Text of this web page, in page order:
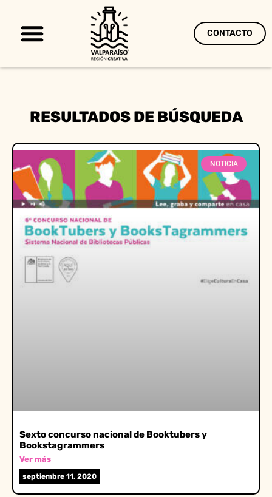
CONTACTO
RESULTADOS DE BÚSQUEDA
NOTICIA
Sexto concurso nacional de Booktubers y
Bookstagrammers
Ver más
septiembre 11, 2020